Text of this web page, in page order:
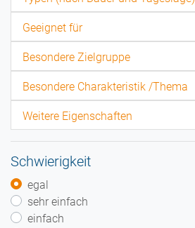
Geeignet für
Besondere Zielgruppe
Besondere Charakteristik /Thema
Weitere Eigenschaften
Schwierigkeit
egal
sehr einfach
einfach